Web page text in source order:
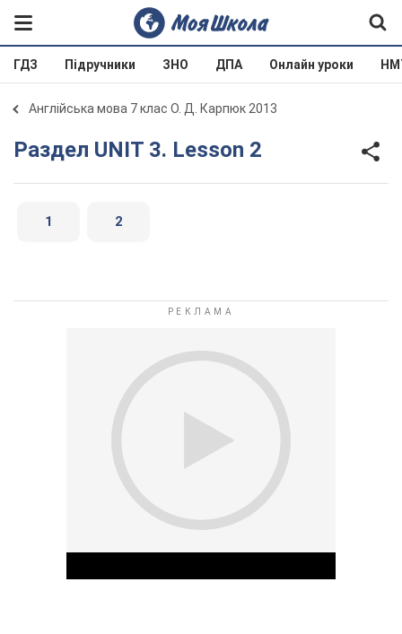
ГДЗ Підручники ЗНО ДПА Онлайн уроки
Англійська мова 7 клас О. Д. Карпюк 2013
Раздел UNIT 3. Lesson 2
1 2